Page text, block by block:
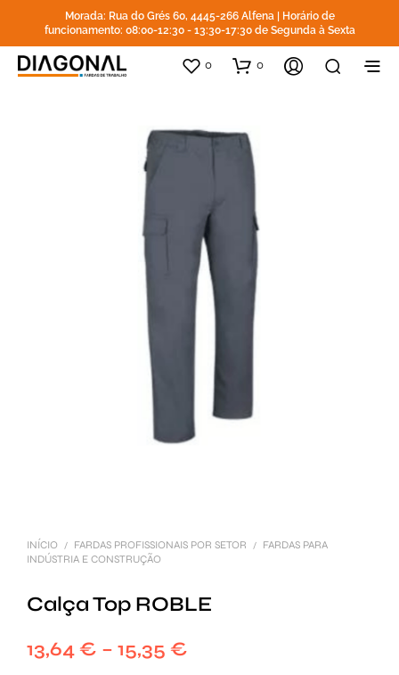
Morada: Rua do Grés 60, 4445-266 Alfena | Horário de
funcionamento: 08:00-12:30 - 13:30-17:30 de Segunda à Sexta
0 0
INÍCIO / FARDAS PROFISSIONAIS POR SETOR /
FARDAS PARA
INDÚSTRIA E CONSTRUÇÃO
Calça Top ROBLE
13,64€ – 15,35 €